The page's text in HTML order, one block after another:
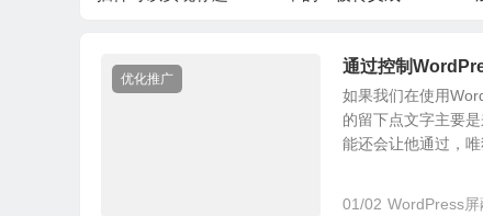
优化推广
通过控制
如果我们在使用
的留下点文字主要
能还会让他通过，
01/02 WordPress屏